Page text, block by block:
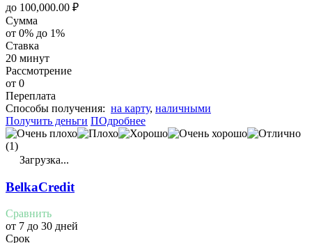
до 100,000.00 ₽
Сумма
от 0% до 1%
Ставка
20 минут
Рассмотрение
от 0
Переплата
Cпособы получения: на карту, наличными
Получить деньги ПОдробнее
(1)
Загрузка...
BelkaCredit
Сравнить
от 7 до 30 дней
Срок